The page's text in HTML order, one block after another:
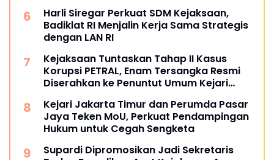
Harli Siregar Perkuat SDM Kejaksaan,
Badiklat RI Menjalin Kerja Sama Strategis
dengan LAN RI
Kejaksaan Tuntaskan Tahap II Kasus
Korupsi PETRAL, Enam Tersangka Resmi
Diserahkan ke Penuntut Umum Kejari
Kejari Jakarta Timur dan Perumda Pasar
Jaya Teken MoU, Perkuat Pendampingan
Hukum untuk Cegah Sengketa
Supardi Dipromosikan Jadi Sekretaris